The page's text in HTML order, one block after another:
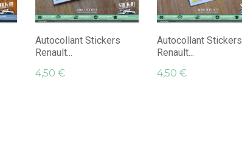
Autocollant Stickers
Renault...
4,50 €
Autocollant Stickers
Renault...
4,50 €